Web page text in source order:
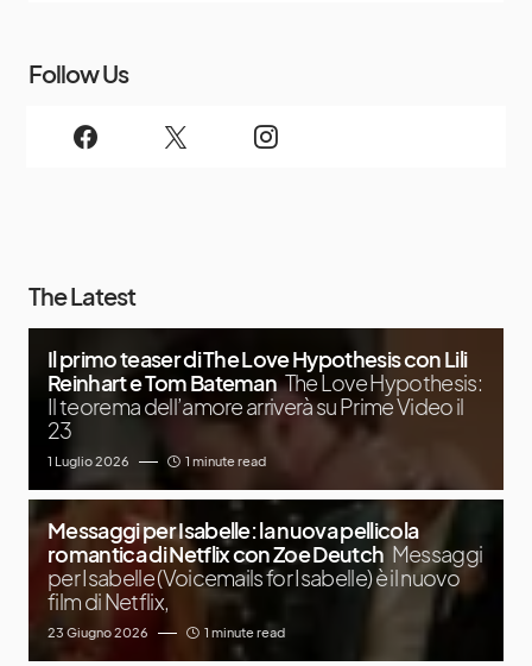
Follow Us
The Latest
Il primo teaser di The Love Hypothesis con Lili
Reinhart e Tom Bateman The Love Hypothesis:
Il teorema dell’amore arriverà su Prime Video il
23
1 Luglio 2026 1 minute read
Messaggi per Isabelle: la nuova pellicola
romantica di Netflix con Zoe Deutch Messaggi
per Isabelle (Voicemails for Isabelle) è il nuovo
film di Netflix,
23 Giugno 2026 1 minute read